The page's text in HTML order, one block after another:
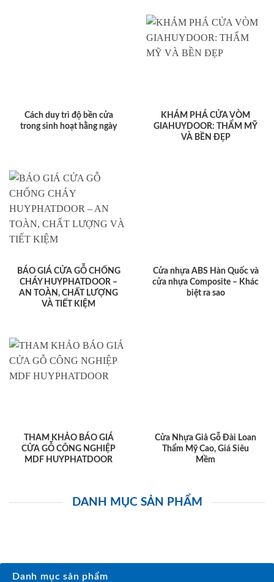
Cách duy trì độ bền cửa
trong sinh hoạt hằng ngày
KHÁM PHÁ CỬA VÒM
GIAHUYDOOR: THẨM MỸ
VÀ BỀN ĐẸP
BÁO GIÁ CỬA GỖ CHỐNG
CHÁY HUYPHATDOOR –
AN TOÀN, CHẤT LƯỢNG
VÀ TIẾT KIỆM
Cửa nhựa ABS Hàn Quốc và
cửa nhựa Composite – Khác
biệt ra sao
THAM KHẢO BÁO GIÁ
CỬA GỖ CÔNG NGHIỆP
MDF HUYPHATDOOR
Cửa Nhựa Giả Gỗ Đài Loan
Thẩm Mỹ Cao, Giá Siêu
Mềm
DANH MỤC SẢN PHẨM
Danh mục sản phẩm